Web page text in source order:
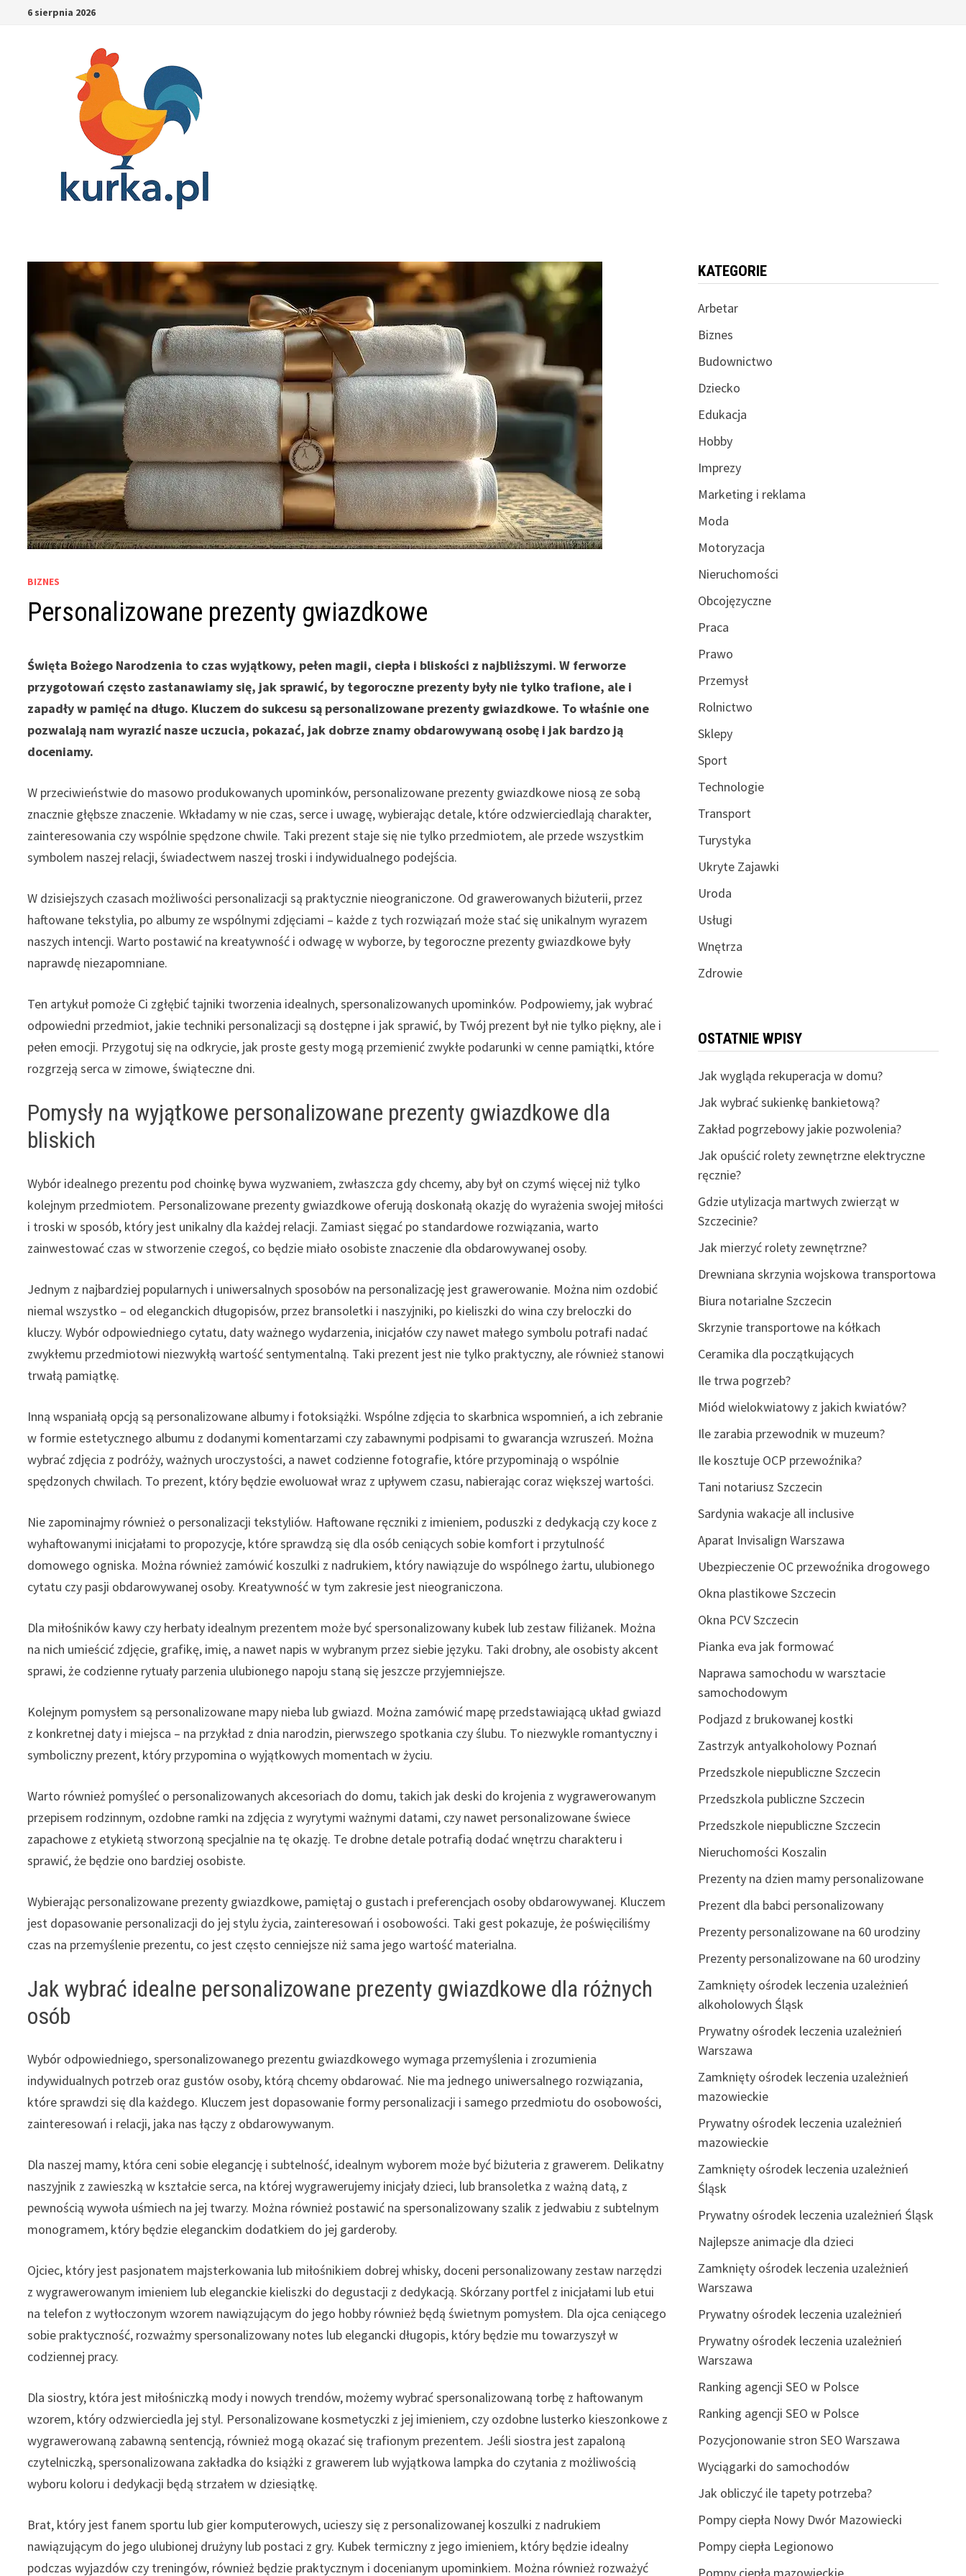
6 sierpnia 2026
BIZNES
Personalizowane prezenty gwiazdkowe
Święta Bożego Narodzenia to czas wyjątkowy, pełen magii, ciepła i bliskości z najbliższymi. W ferworze
przygotowań często zastanawiamy się, jak sprawić, by tegoroczne prezenty były nie tylko trafione, ale i
zapadły w pamięć na długo. Kluczem do sukcesu są personalizowane prezenty gwiazdkowe. To właśnie one
pozwalają nam wyrazić nasze uczucia, pokazać, jak dobrze znamy obdarowywaną osobę i jak bardzo ją
doceniamy.
W przeciwieństwie do masowo produkowanych upominków, personalizowane prezenty gwiazdkowe niosą ze sobą
znacznie głębsze znaczenie. Wkładamy w nie czas, serce i uwagę, wybierając detale, które odzwierciedlają charakter,
zainteresowania czy wspólnie spędzone chwile. Taki prezent staje się nie tylko przedmiotem, ale przede wszystkim
symbolem naszej relacji, świadectwem naszej troski i indywidualnego podejścia.
W dzisiejszych czasach możliwości personalizacji są praktycznie nieograniczone. Od grawerowanych biżuterii, przez
haftowane tekstylia, po albumy ze wspólnymi zdjęciami – każde z tych rozwiązań może stać się unikalnym wyrazem
naszych intencji. Warto postawić na kreatywność i odwagę w wyborze, by tegoroczne prezenty gwiazdkowe były
naprawdę niezapomniane.
Ten artykuł pomoże Ci zgłębić tajniki tworzenia idealnych, spersonalizowanych upominków. Podpowiemy, jak wybrać
odpowiedni przedmiot, jakie techniki personalizacji są dostępne i jak sprawić, by Twój prezent był nie tylko piękny, ale i
pełen emocji. Przygotuj się na odkrycie, jak proste gesty mogą przemienić zwykłe podarunki w cenne pamiątki, które
rozgrzeją serca w zimowe, świąteczne dni.
Pomysły na wyjątkowe personalizowane prezenty gwiazdkowe dla
bliskich
Wybór idealnego prezentu pod choinkę bywa wyzwaniem, zwłaszcza gdy chcemy, aby był on czymś więcej niż tylko
kolejnym przedmiotem. Personalizowane prezenty gwiazdkowe oferują doskonałą okazję do wyrażenia swojej miłości
i troski w sposób, który jest unikalny dla każdej relacji. Zamiast sięgać po standardowe rozwiązania, warto
zainwestować czas w stworzenie czegoś, co będzie miało osobiste znaczenie dla obdarowywanej osoby.
Jednym z najbardziej popularnych i uniwersalnych sposobów na personalizację jest grawerowanie. Można nim ozdobić
niemal wszystko – od eleganckich długopisów, przez bransoletki i naszyjniki, po kieliszki do wina czy breloczki do
kluczy. Wybór odpowiedniego cytatu, daty ważnego wydarzenia, inicjałów czy nawet małego symbolu potrafi nadać
zwykłemu przedmiotowi niezwykłą wartość sentymentalną. Taki prezent jest nie tylko praktyczny, ale również stanowi
trwałą pamiątkę.
Inną wspaniałą opcją są personalizowane albumy i fotoksiążki. Wspólne zdjęcia to skarbnica wspomnień, a ich zebranie
w formie estetycznego albumu z dodanymi komentarzami czy zabawnymi podpisami to gwarancja wzruszeń. Można
wybrać zdjęcia z podróży, ważnych uroczystości, a nawet codzienne fotografie, które przypominają o wspólnie
spędzonych chwilach. To prezent, który będzie ewoluował wraz z upływem czasu, nabierając coraz większej wartości.
Nie zapominajmy również o personalizacji tekstyliów. Haftowane ręczniki z imieniem, poduszki z dedykacją czy koce z
wyhaftowanymi inicjałami to propozycje, które sprawdzą się dla osób ceniących sobie komfort i przytulność
domowego ogniska. Można również zamówić koszulki z nadrukiem, który nawiązuje do wspólnego żartu, ulubionego
cytatu czy pasji obdarowywanej osoby. Kreatywność w tym zakresie jest nieograniczona.
Dla miłośników kawy czy herbaty idealnym prezentem może być spersonalizowany kubek lub zestaw filiżanek. Można
na nich umieścić zdjęcie, grafikę, imię, a nawet napis w wybranym przez siebie języku. Taki drobny, ale osobisty akcent
sprawi, że codzienne rytuały parzenia ulubionego napoju staną się jeszcze przyjemniejsze.
Kolejnym pomysłem są personalizowane mapy nieba lub gwiazd. Można zamówić mapę przedstawiającą układ gwiazd
z konkretnej daty i miejsca – na przykład z dnia narodzin, pierwszego spotkania czy ślubu. To niezwykle romantyczny i
symboliczny prezent, który przypomina o wyjątkowych momentach w życiu.
Warto również pomyśleć o personalizowanych akcesoriach do domu, takich jak deski do krojenia z wygrawerowanym
przepisem rodzinnym, ozdobne ramki na zdjęcia z wyrytymi ważnymi datami, czy nawet personalizowane świece
zapachowe z etykietą stworzoną specjalnie na tę okazję. Te drobne detale potrafią dodać wnętrzu charakteru i
sprawić, że będzie ono bardziej osobiste.
Wybierając personalizowane prezenty gwiazdkowe, pamiętaj o gustach i preferencjach osoby obdarowywanej. Kluczem
jest dopasowanie personalizacji do jej stylu życia, zainteresowań i osobowości. Taki gest pokazuje, że poświęciliśmy
czas na przemyślenie prezentu, co jest często cenniejsze niż sama jego wartość materialna.
Jak wybrać idealne personalizowane prezenty gwiazdkowe dla różnych
osób
Wybór odpowiedniego, spersonalizowanego prezentu gwiazdkowego wymaga przemyślenia i zrozumienia
indywidualnych potrzeb oraz gustów osoby, którą chcemy obdarować. Nie ma jednego uniwersalnego rozwiązania,
które sprawdzi się dla każdego. Kluczem jest dopasowanie formy personalizacji i samego przedmiotu do osobowości,
zainteresowań i relacji, jaka nas łączy z obdarowywanym.
Dla naszej mamy, która ceni sobie elegancję i subtelność, idealnym wyborem może być biżuteria z grawerem. Delikatny
naszyjnik z zawieszką w kształcie serca, na której wygrawerujemy inicjały dzieci, lub bransoletka z ważną datą, z
pewnością wywoła uśmiech na jej twarzy. Można również postawić na spersonalizowany szalik z jedwabiu z subtelnym
monogramem, który będzie eleganckim dodatkiem do jej garderoby.
Ojciec, który jest pasjonatem majsterkowania lub miłośnikiem dobrej whisky, doceni personalizowany zestaw narzędzi
z wygrawerowanym imieniem lub eleganckie kieliszki do degustacji z dedykacją. Skórzany portfel z inicjałami lub etui
na telefon z wytłoczonym wzorem nawiązującym do jego hobby również będą świetnym pomysłem. Dla ojca ceniącego
sobie praktyczność, rozważmy spersonalizowany notes lub elegancki długopis, który będzie mu towarzyszył w
codziennej pracy.
Dla siostry, która jest miłośniczką mody i nowych trendów, możemy wybrać spersonalizowaną torbę z haftowanym
wzorem, który odzwierciedla jej styl. Personalizowane kosmetyczki z jej imieniem, czy ozdobne lusterko kieszonkowe z
wygrawerowaną zabawną sentencją, również mogą okazać się trafionym prezentem. Jeśli siostra jest zapaloną
czytelniczką, spersonalizowana zakładka do książki z grawerem lub wyjątkowa lampka do czytania z możliwością
wyboru koloru i dedykacji będą strzałem w dziesiątkę.
Brat, który jest fanem sportu lub gier komputerowych, ucieszy się z personalizowanej koszulki z nadrukiem
nawiązującym do jego ulubionej drużyny lub postaci z gry. Kubek termiczny z jego imieniem, który będzie idealny
podczas wyjazdów czy treningów, również będzie praktycznym i docenianym upominkiem. Można również rozważyć
KATEGORIE
Arbetar
Biznes
Budownictwo
Dziecko
Edukacja
Hobby
Imprezy
Marketing i reklama
Moda
Motoryzacja
Nieruchomości
Obcojęzyczne
Praca
Prawo
Przemysł
Rolnictwo
Sklepy
Sport
Technologie
Transport
Turystyka
Ukryte Zajawki
Uroda
Usługi
Wnętrza
Zdrowie
OSTATNIE WPISY
Jak wygląda rekuperacja w domu?
Jak wybrać sukienkę bankietową?
Zakład pogrzebowy jakie pozwolenia?
Jak opuścić rolety zewnętrzne elektryczne
ręcznie?
Gdzie utylizacja martwych zwierząt w
Szczecinie?
Jak mierzyć rolety zewnętrzne?
Drewniana skrzynia wojskowa transportowa
Biura notarialne Szczecin
Skrzynie transportowe na kółkach
Ceramika dla początkujących
Ile trwa pogrzeb?
Miód wielokwiatowy z jakich kwiatów?
Ile zarabia przewodnik w muzeum?
Ile kosztuje OCP przewoźnika?
Tani notariusz Szczecin
Sardynia wakacje all inclusive
Aparat Invisalign Warszawa
Ubezpieczenie OC przewoźnika drogowego
Okna plastikowe Szczecin
Okna PCV Szczecin
Pianka eva jak formować
Naprawa samochodu w warsztacie
samochodowym
Podjazd z brukowanej kostki
Zastrzyk antyalkoholowy Poznań
Przedszkole niepubliczne Szczecin
Przedszkola publiczne Szczecin
Przedszkole niepubliczne Szczecin
Nieruchomości Koszalin
Prezenty na dzien mamy personalizowane
Prezent dla babci personalizowany
Prezenty personalizowane na 60 urodziny
Prezenty personalizowane na 60 urodziny
Zamknięty ośrodek leczenia uzależnień
alkoholowych Śląsk
Prywatny ośrodek leczenia uzależnień
Warszawa
Zamknięty ośrodek leczenia uzależnień
mazowieckie
Prywatny ośrodek leczenia uzależnień
mazowieckie
Zamknięty ośrodek leczenia uzależnień
Śląsk
Prywatny ośrodek leczenia uzależnień Śląsk
Najlepsze animacje dla dzieci
Zamknięty ośrodek leczenia uzależnień
Warszawa
Prywatny ośrodek leczenia uzależnień
Prywatny ośrodek leczenia uzależnień
Warszawa
Ranking agencji SEO w Polsce
Ranking agencji SEO w Polsce
Pozycjonowanie stron SEO Warszawa
Wyciągarki do samochodów
Jak obliczyć ile tapety potrzeba?
Pompy ciepła Nowy Dwór Mazowiecki
Pompy ciepła Legionowo